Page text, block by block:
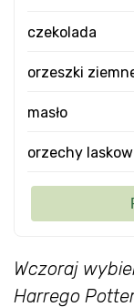
Wczoraj
Harrego
czekolada
orzeszki
masło
orzechy